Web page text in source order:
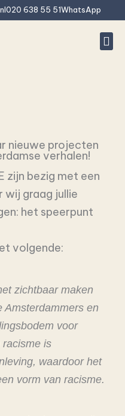
020 638 55 51WhatsApp
nieuwe projecten
verhalen!
zijn bezig met een
graag jullie
het speerpunt
volgende:
zichtbaar maken
Amsterdammers en
voor
is
waardoor het
vorm van racisme.